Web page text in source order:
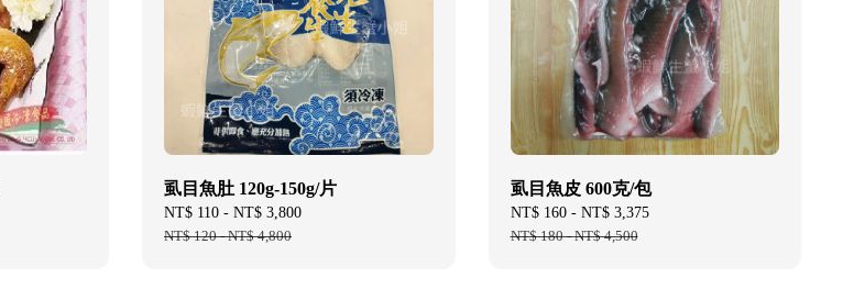
虱目魚肚 120g-150g/片
Sale
price
NT$ 110 - NT$ 3,800
NT$ 120-NT$ 4,800
虱目魚皮 600克/包
Sale
price
NT$ 160- NT$ 3,375
NT$ 180-NT$ 4,500